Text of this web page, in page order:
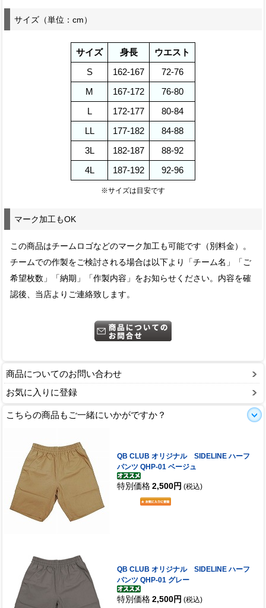
サイズ（単位：cm）
サイズ 身長
ウエスト
S
162-167
72-76
M
167-172
76-80
L
172-177
80-84
LL
177-182
84-88
3L
182-187
88-92
4L
187-192 92-96
※サイズは目安です
マーク加工もOK
この商品はチームロゴなどのマーク加工も可能です（別料金）。
チームでの作製をご検討される場合は以下より「チーム名」「ご
希望枚数」「納期」「作製内容」をお知らせください。内容を確
認後、当店よりご連絡致します。
商品についてのお問い合わせ
お気に入りに登録
こちらの商品もご一緒にいかがですか？
QB CLUB オリジナル SIDELINE ハーフ
パンツ QHP-01 ベージュ
特別価格 2,500円 (税込)
QB CLUB オリジナル SIDELINE ハーフ
パンツ QHP-01 グレー
特別価格 2,500円 (税込)